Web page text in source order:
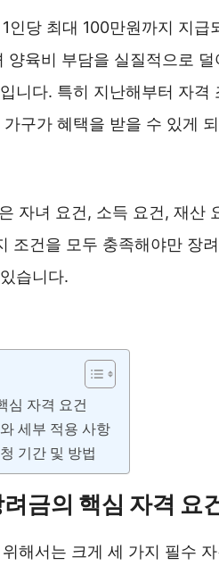
인당 최대 100만원까지 지급
양육비 부담을 실질적으로 덜
니다. 특히 지난해부터 자격
구가 혜택을 받을 수 있게 되
자녀 요건, 소득 요건, 재산
조건을 모두 충족해야만 장려
습니다.
심 자격 요건
세부 적용 사항
기간 및 방법
금의 핵심 자격 요
해서는 크게 세 가지 필수